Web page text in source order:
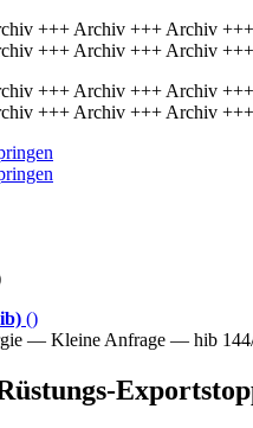
+++ Archiv +++ Archiv
+++ Archiv +++ Archiv
+++ Archiv +++ Archiv
+++ Archiv +++ Archiv
()
— Kleine Anfrage — hib